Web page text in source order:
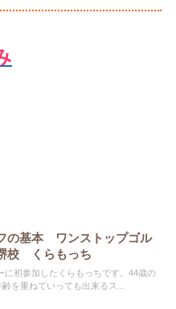
の基本 ワンストップゴル
校 くらもっち
に初参加したくらもっちです。44歳の
を重ねていっても出来るス...